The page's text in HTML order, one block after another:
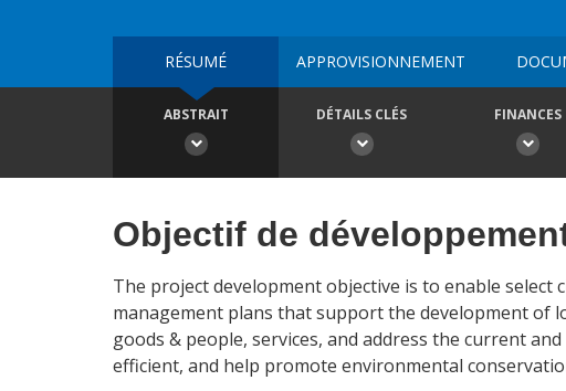
RÉSUMÉ APPROVISIONNEMENT
ABSTRAIT DÉTAILS CLÉS FINANCES
Objectif de
The project development objective is to enable
management plans that support the development of
goods & people, services, and address the current
efficient, and help promote environmental